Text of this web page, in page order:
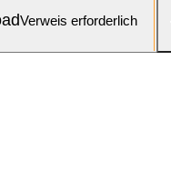
Verweis erforderlich